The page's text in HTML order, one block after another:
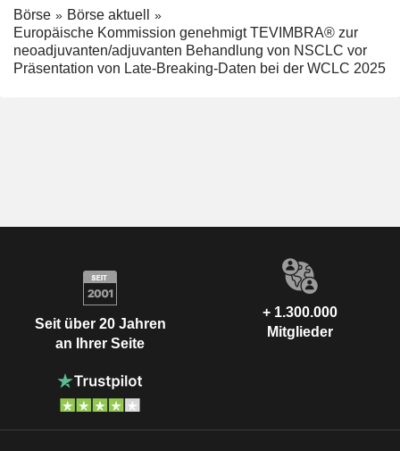
Börse
Börse aktuell
Europäische Kommission genehmigt TEVIMBRA® zur
neoadjuvanten/adjuvanten Behandlung von NSCLC vor
Präsentation von Late-Breaking-Daten bei der WCLC 2025
Seit über 20 Jahren
an Ihrer Seite
+ 1.300.000
Mitglieder